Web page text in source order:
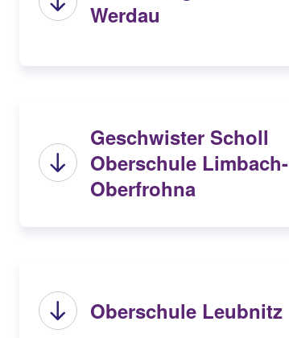
Werdau
Geschwister Scholl
Oberschule Limbach-
Oberfrohna
Oberschule Leubnitz